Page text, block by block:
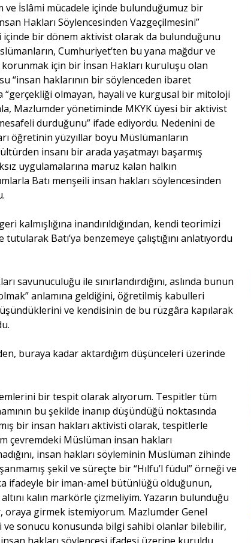
ve İslâmi mücadele içinde bulunduğumuz bir
Hakları Söylencesinden Vazgeçilmesini”
içinde bir dönem aktivist olarak da bulunduğunu
Cumhuriyet’ten bu yana mağdur ve
için bir İnsan Hakları kuruluşu olan
“insan haklarının bir söylenceden ibaret
“gerçekliği olmayan, hayali ve kurgusal bir mitoloji
Mazlumder yönetiminde MKYK üyesi bir aktivist
durduğunu” ifade ediyordu. Nedenini de
öğretinin yüzyıllar boyu Müslümanların
insanı bir arada yaşatmayı başarmış
uygulamalarına maruz kalan halkın
Batı menşeili insan hakları söylencesinden
kalmışlığına inandırıldığından, kendi teorimizi
Batı’ya benzemeye çalıştığını anlatıyordu
savunuculuğu ile sınırlandırdığını, aslında bunun
anlamına geldiğini, öğretilmiş kabulleri
ve kendisinin de bu rüzgâra kapılarak
buraya kadar aktardığım düşünceleri üzerinde
bir tespit olarak alıyorum. Tespitler tüm
bu şekilde inanıp düşündüğü noktasında
bir insan hakları aktivisti olarak, tespitlerle
çevremdeki Müslüman insan hakları
insan hakları söyleminin Müslüman zihinde
şekil ve süreçte bir “Hılfu’l füdul” örneği ve
ifadeyle bir iman-amel bütünlüğü olduğunun,
kalın markörle çizmeliyim. Yazarın bulunduğu
girmek istemiyorum. Mazlumder Genel
ve sonucu konusunda bilgi sahibi olanlar bilebilir,